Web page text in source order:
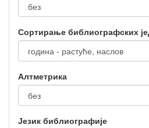
Сортирање библиографских
Алтметрика
Језик библиографије